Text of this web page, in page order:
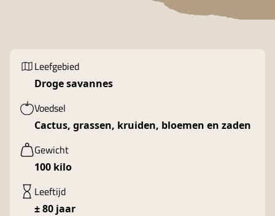
Leefgebied
Droge savannes
Voedsel
Cactus, grassen, kruiden, bloemen en zaden
Gewicht
100 kilo
Leeftijd
± 80 jaar